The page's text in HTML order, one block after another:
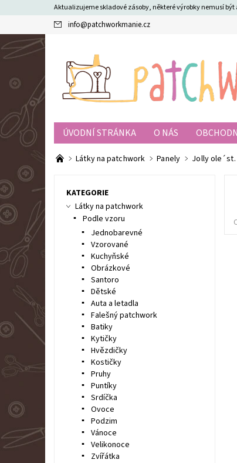
Aktualizujeme skladové zásoby, některé výrobky nemusí
info@patchworkmanie.cz
ÚVODNÍ STRÁNKA O NÁS
Látky na patchwork Panely Jolly ole´st.
KATEGORIE
Látky na patchwork
Podle vzoru
Jednobarevné
Vzorované
Kuchyňské
Obrázkové
Santoro
Dětské
Auta a letadla
Falešný patchwork
Batiky
Kytičky
Hvězdičky
Kostičky
Pruhy
Puntíky
Srdíčka
Ovoce
Podzim
Vánoce
Velikonoce
Zvířátka